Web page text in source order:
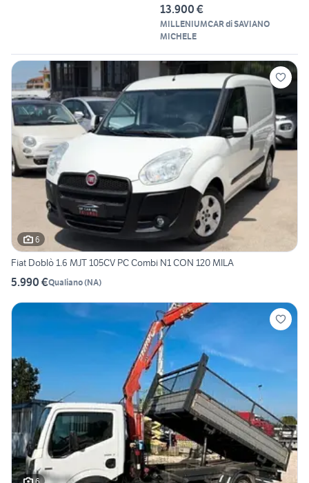
13.900 €
MILLENIUMCAR di SAVIANO
MICHELE
6
Fiat Doblò 1.6 MJT 105CV PC Combi N1 CON 120 MILA
5.990 €Qualiano(NA)